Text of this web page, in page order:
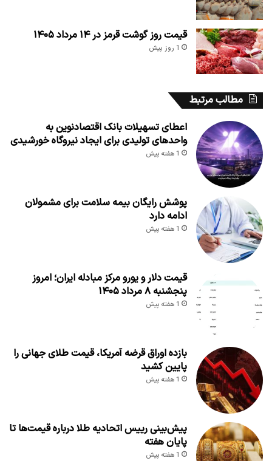
قیمت روز گوشت قرمز در ۱۴ مرداد ۱۴۰۵
1 روز پیش
مطالب مرتبط
اعطای تسهیلات بانک اقتصادنوین به
واحدهای تولیدی برای ایجاد نیروگاه خورشیدی
1 هفته پیش
پوشش رایگان بیمه سلامت برای مشمولان
ادامه دارد
1 هفته پیش
قیمت دلار و یورو مرکز مبادله ایران؛ امروز
پنجشنبه ۸ مرداد ۱۴۰۵
1 هفته پیش
بازده اوراق قرضه آمریکا، قیمت طلای جهانی را
پایین کشید
1 هفته پیش
پیش‌بینی رییس اتحادیه طلا درباره قیمت‌ها تا
پایان هفته
1 هفته پیش